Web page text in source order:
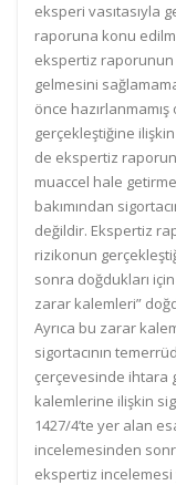
eksperi vasıtasıyla
raporuna konu
ekspertiz raporunun
gelmesini
önce
gerçekleştiğine
de ekspertiz
muaccel hale
bakımından
değildir. Ekspertiz
rizikonun
sonra doğdukları
zarar kalemleri”
Ayrıca bu zarar
sigortacının
çerçevesinde ihtara
kalemlerine ilişkin
1427/4’te yer alan
incelemesinden
ekspertiz incelemesi